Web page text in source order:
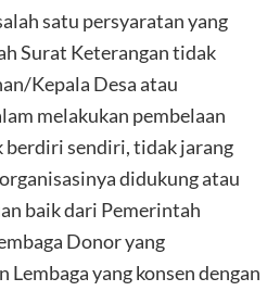
satu persyaratan yang
Surat Keterangan tidak
Kepala Desa atau
melakukan pembelaan
berdiri sendiri, tidak jarang
didukung atau
baik dari Pemerintah
Donor yang
Lembaga yang konsen dengan